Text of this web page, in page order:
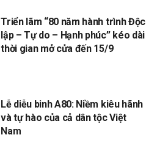
Triển lãm “80 năm hành trình Độc
lập – Tự do – Hạnh phúc” kéo dài
thời gian mở cửa đến 15/9
Lễ diễu binh A80: Niềm kiêu hãnh
và tự hào của cả dân tộc Việt
Nam